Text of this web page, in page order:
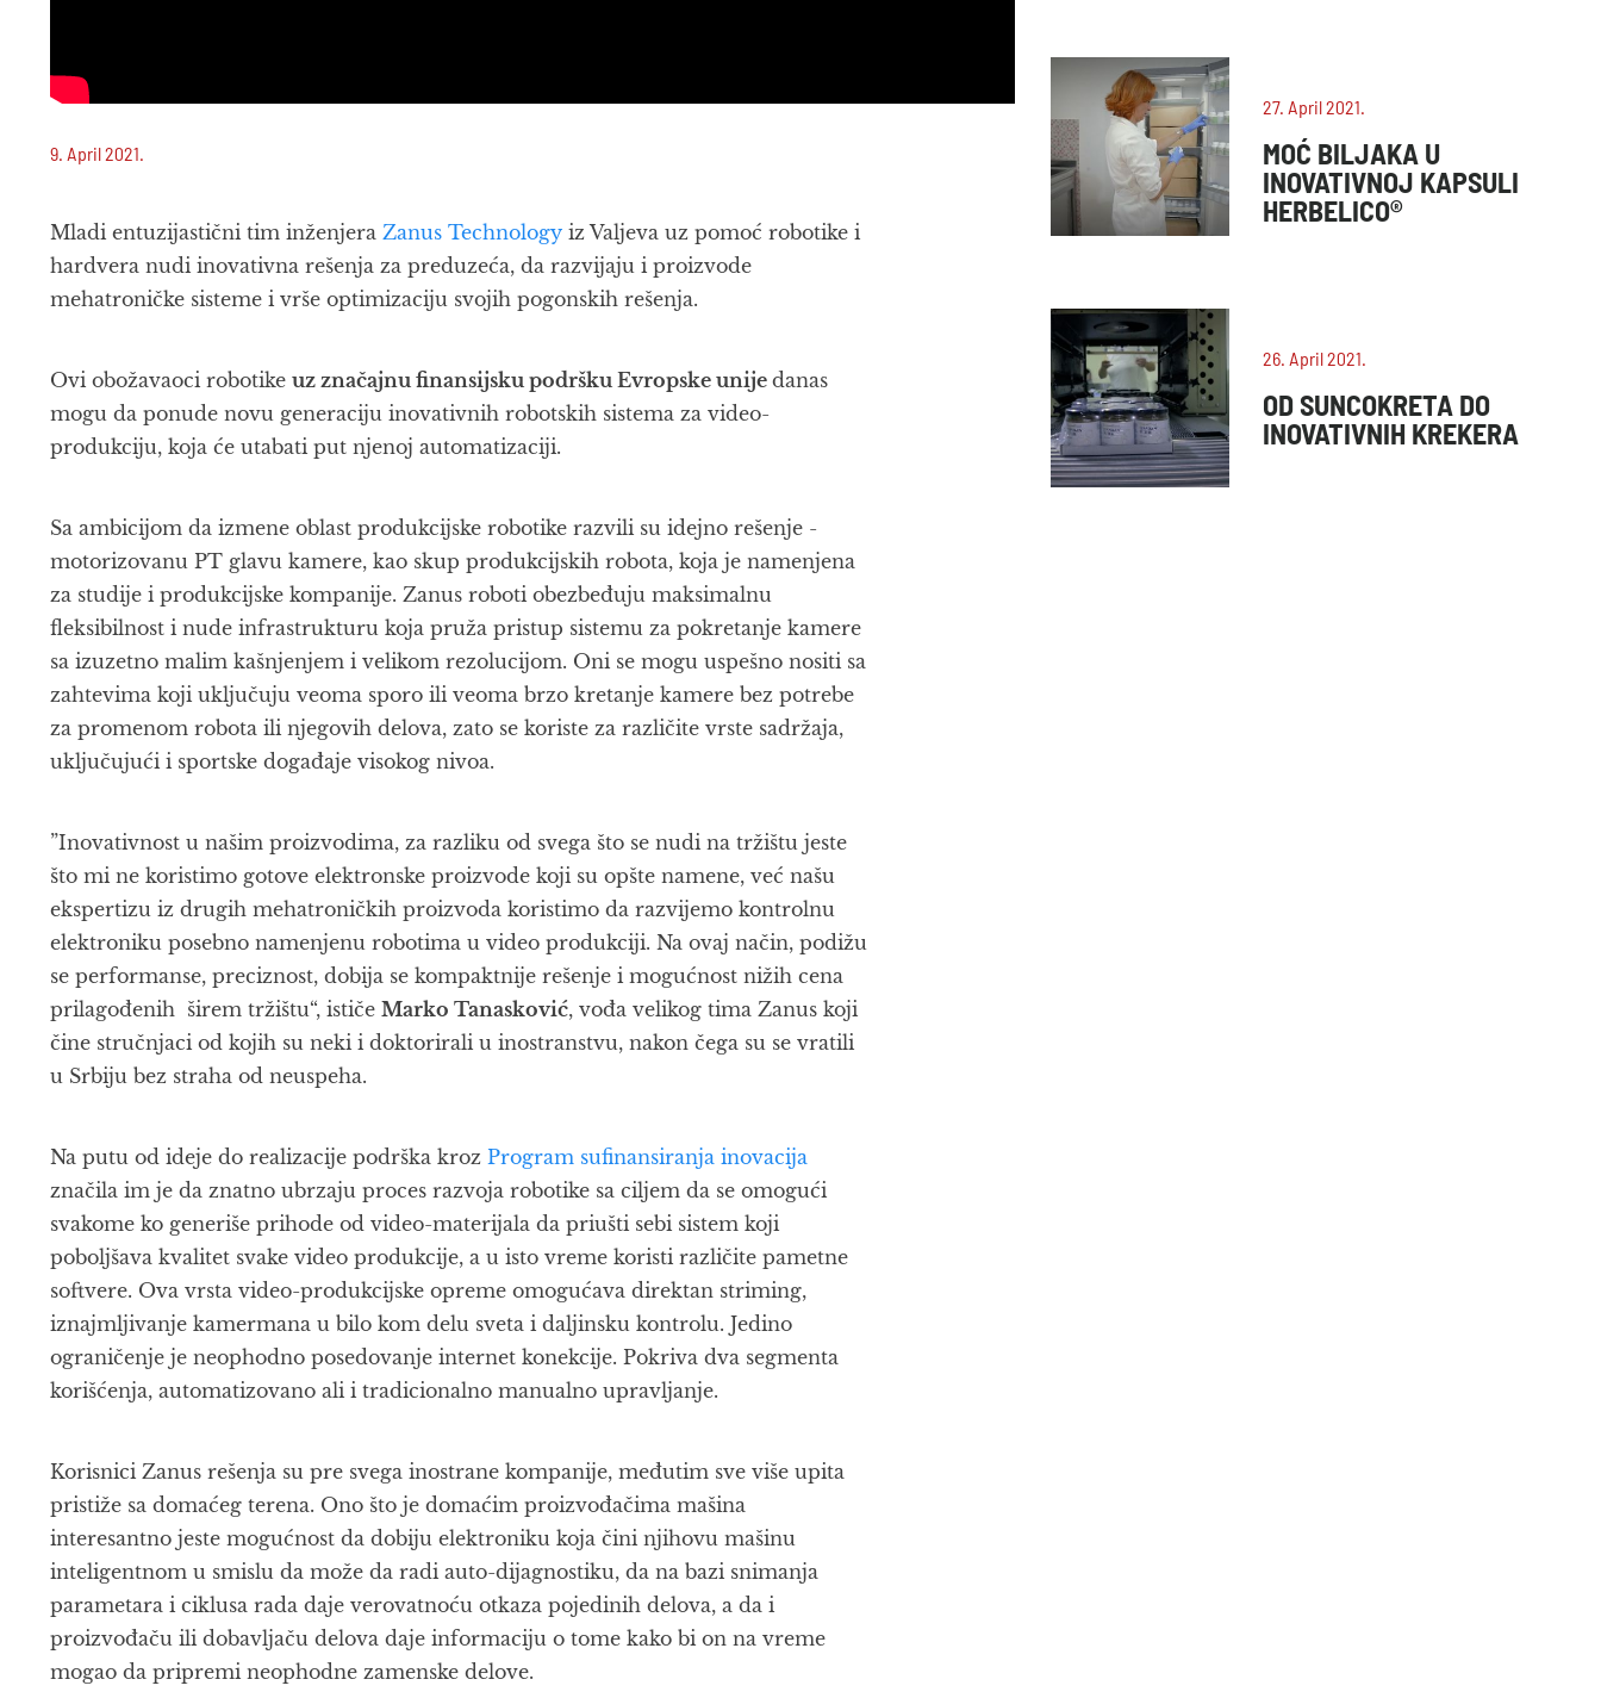
9. April 2021.
Mladi entuzijastični tim inženjera Zanus Technology iz Valjeva uz pomoć robotike i
hardvera nudi inovativna rešenja za preduzeća, da razvijaju i proizvode
mehatroničke sisteme i vrše optimizaciju svojih pogonskih rešenja.
Ovi obožavaoci robotike uz značajnu finansijsku podršku Evropske unije danas
mogu da ponude novu generaciju inovativnih robotskih sistema za video-
produkciju, koja će utabati put njenoj automatizaciji.
Sa ambicijom da izmene oblast produkcijske robotike razvili su idejno rešenje -
motorizovanu PT glavu kamere, kao skup produkcijskih robota, koja je namenjena
za studije i produkcijske kompanije. Zanus roboti obezbeđuju maksimalnu
fleksibilnost i nude infrastrukturu koja pruža pristup sistemu za pokretanje kamere
sa izuzetno malim kašnjenjem i velikom rezolucijom. Oni se mogu uspešno nositi sa
zahtevima koji uključuju veoma sporo ili veoma brzo kretanje kamere bez potrebe
za promenom robota ili njegovih delova, zato se koriste za različite vrste sadržaja,
uključujući i sportske događaje visokog nivoa.
”Inovativnost u našim proizvodima, za razliku od svega što se nudi na tržištu jeste
što mi ne koristimo gotove elektronske proizvode koji su opšte namene, već našu
ekspertizu iz drugih mehatroničkih proizvoda koristimo da razvijemo kontrolnu
elektroniku posebno namenjenu robotima u video produkciji. Na ovaj način, podižu
se performanse, preciznost, dobija se kompaktnije rešenje i mogućnost nižih cena
prilagođenih širem tržištu“, ističe Marko Tanasković, vođa velikog tima Zanus koji
čine stručnjaci od kojih su neki i doktorirali u inostranstvu, nakon čega su se vratili
u Srbiju bez straha od neuspeha.
Na putu od ideje do realizacije podrška kroz Program sufinansiranja inovacija
značila im je da znatno ubrzaju proces razvoja robotike sa ciljem da se omogući
svakome ko generiše prihode od video-materijala da priušti sebi sistem koji
poboljšava kvalitet svake video produkcije, a u isto vreme koristi različite pametne
softvere. Ova vrsta video-produkcijske opreme omogućava direktan striming,
iznajmljivanje kamermana u bilo kom delu sveta i daljinsku kontrolu. Jedino
ograničenje je neophodno posedovanje internet konekcije. Pokriva dva segmenta
korišćenja, automatizovano ali i tradicionalno manualno upravljanje.
Korisnici Zanus rešenja su pre svega inostrane kompanije, međutim sve više upita
pristiže sa domaćeg terena. Ono što je domaćim proizvođačima mašina
interesantno jeste mogućnost da dobiju elektroniku koja čini njihovu mašinu
inteligentnom u smislu da može da radi auto-dijagnostiku, da na bazi snimanja
parametara i ciklusa rada daje verovatnoću otkaza pojedinih delova, a da i
proizvođaču ili dobavljaču delova daje informaciju o tome kako bi on na vreme
mogao da pripremi neophodne zamenske delove.
27. April 2021.
MOĆ BILJAKA U
INOVATIVNOJ KAPSULI
HERBELICO®
26. April 2021.
OD SUNCOKRETA DO
INOVATIVNIH KREKERA